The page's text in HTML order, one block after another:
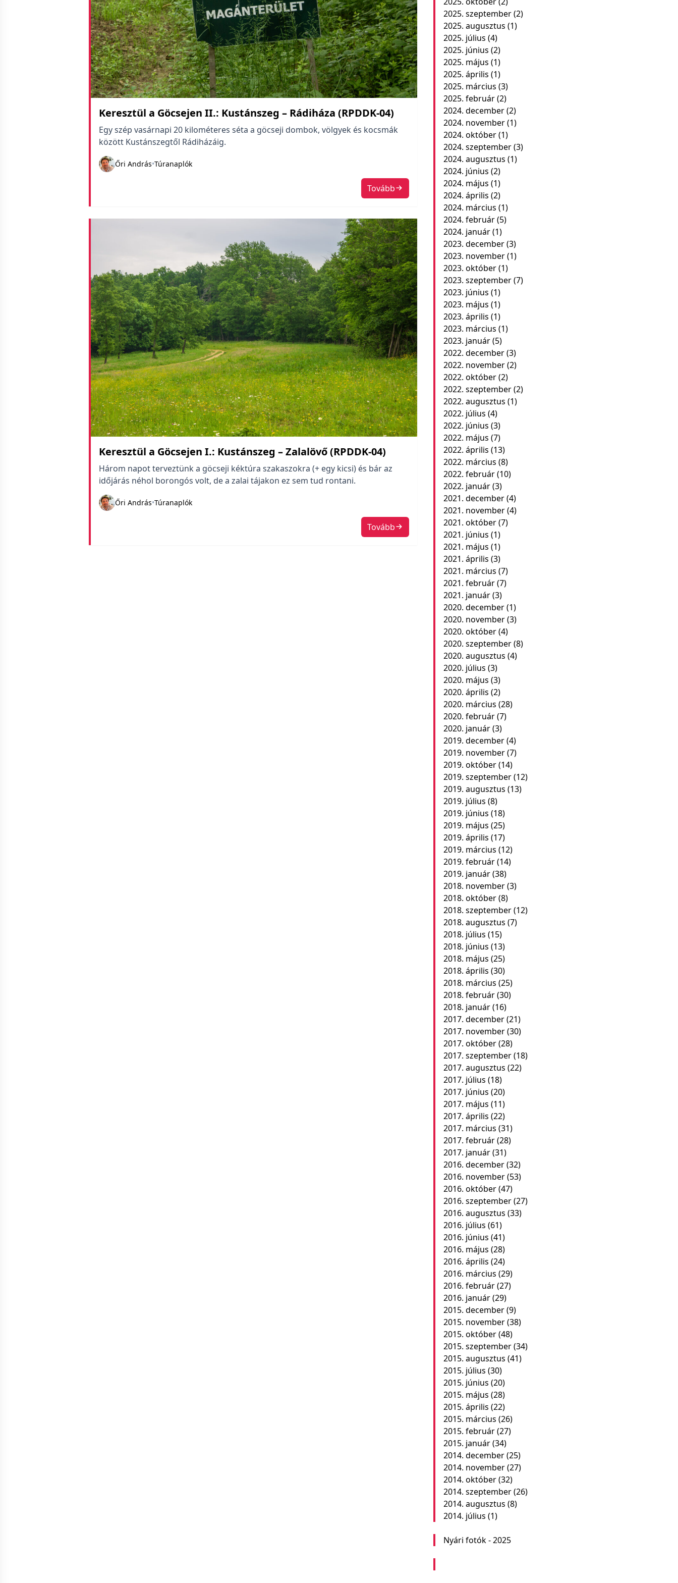
Keresztül a Göcsejen II.: Kustánszeg – Rádiháza (RPDDK-04)
Egy szép vasárnapi 20 kilométeres séta a göcseji dombok, völgyek és kocsmák
között Kustánszegtől Rádiházáig.
Őri András•Túranaplók
Tovább
Keresztül a Göcsejen I.: Kustánszeg – Zalalövő (RPDDK-04)
Három napot terveztünk a göcseji kéktúra szakaszokra (+ egy kicsi) és bár az
időjárás néhol borongós volt, de a zalai tájakon ez sem tud rontani.
Őri András•Túranaplók
Tovább
2025. szeptember(2)
2025. augusztus (1)
2025. július (4)
2025. június (2)
2025. május (1)
2025. április (1)
2025. március (3)
2025. február(2)
2024. december(2)
2024. november(1)
2024. október(1)
2024. szeptember(3)
2024. augusztus (1)
2024. június (2)
2024. május (1)
2024. április (2)
2024. március (1)
2024. február(5)
2024. január(1)
2023. december(3)
2023. november(1)
2023. október(1)
2023. szeptember(7)
2023. június (1)
2023. május (1)
2023. április (1)
2023. március (1)
2023. január(5)
2022. december(3)
2022. november(2)
2022. október(2)
2022. szeptember(2)
2022. augusztus (1)
2022. július (4)
2022. június (3)
2022. május (7)
2022. április (13)
2022. március (8)
2022. február(10)
2022. január(3)
2021. december(4)
2021. november(4)
2021. október(7)
2021. június (1)
2021. május (1)
2021. április (3)
2021. március (7)
2021. február(7)
2021. január(3)
2020. december(1)
2020. november(3)
2020. október(4)
2020. szeptember(8)
2020. augusztus (4)
2020. július (3)
2020. május (3)
2020. április (2)
2020. március (28)
2020. február(7)
2020. január(3)
2019. december(4)
2019. november(7)
2019. október(14)
2019. szeptember(12)
2019. augusztus (13)
2019. július (8)
2019. június (18)
2019. május (25)
2019. április (17)
2019. március (12)
2019. február(14)
2019. január(38)
2018. november(3)
2018. október(8)
2018. szeptember(12)
2018. augusztus (7)
2018. július (15)
2018. június (13)
2018. május (25)
2018. április (30)
2018. március (25)
2018. február(30)
2018. január(16)
2017. december(21)
2017. november(30)
2017. október(28)
2017. szeptember(18)
2017. augusztus (22)
2017. július (18)
2017. június (20)
2017. május (11)
2017. április (22)
2017. március (31)
2017. február(28)
2017. január(31)
2016. december(32)
2016. november(53)
2016. október(47)
2016. szeptember(27)
2016. augusztus (33)
2016. július (61)
2016. június (41)
2016. május (28)
2016. április (24)
2016. március (29)
2016. február(27)
2016. január(29)
2015. december(9)
2015. november(38)
2015. október(48)
2015. szeptember(34)
2015. augusztus (41)
2015. július (30)
2015. június (20)
2015. május (28)
2015. április (22)
2015. március (26)
2015. február(27)
2015. január(34)
2014. december(25)
2014. november(27)
2014. október(32)
2014. szeptember(26)
2014. augusztus (8)
2014. július (1)
Nyári fotók - 2025